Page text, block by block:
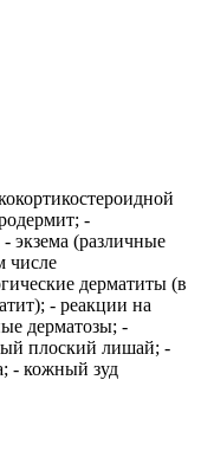
-
экзема (различные
числе
дерматиты (в
- реакции на
дерматозы; -
плоский лишай; -
- кожный зуд